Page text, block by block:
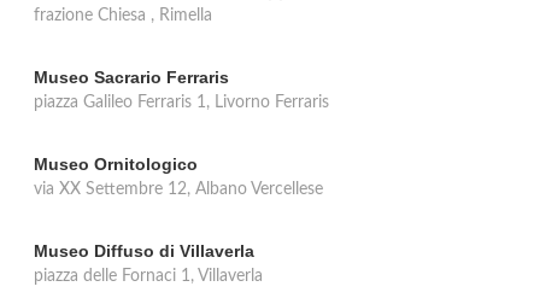
frazione Chiesa , Rimella
Museo Sacrario Ferraris
piazza Galileo Ferraris 1, Livorno Ferraris
Museo Ornitologico
via XX Settembre 12, Albano Vercellese
Museo Diffuso di Villaverla
piazza delle Fornaci 1, Villaverla